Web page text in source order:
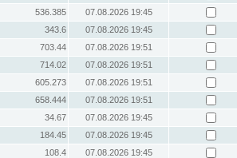
536.385
07.08.2026 19:45
343.6
07.08.2026 19:45
703.44
07.08.2026 19:51
714.02
07.08.2026 19:51
605.273
07.08.2026 19:51
658.444
07.08.2026 19:51
34.67
07.08.2026 19:45
184.45
07.08.2026 19:45
108.4
07.08.2026 19:45